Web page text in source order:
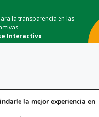
la transparencia en las
Interactivo
la mejor experiencia en